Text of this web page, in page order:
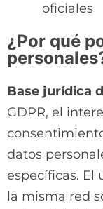
oficiales
¿Por qué
Base jurídica
GDPR, el
datos
específicas. El
la misma red